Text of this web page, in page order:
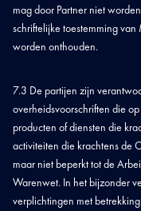
mag door Partner niet
schriftelijke toestemming
worden onthouden.
7.3 De partijen zijn
overheidsvoorschriften die
producten of diensten die
activiteiten die krachtens de
maar niet beperkt tot de
Warenwet. In het bijzonder
verplichtingen met